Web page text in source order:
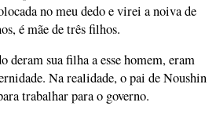
no meu dedo e virei a noiva de
é mãe de três filhos.
deram sua filha a esse homem, eram
Na realidade, o pai de Noushin
trabalhar para o governo.